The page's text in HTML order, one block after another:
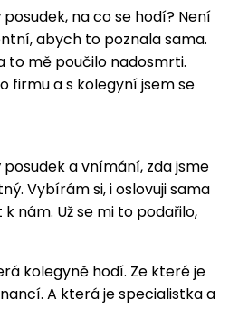
na co se hodí? Není
abych to poznala sama.
to mě poučilo nadosmrti.
firmu a s kolegyní jsem se
a vnímání, zda jsme
Vybírám si, i oslovuji sama
nám. Už se mi to podařilo,
kolegyně hodí. Ze které je
A která je specialistka a